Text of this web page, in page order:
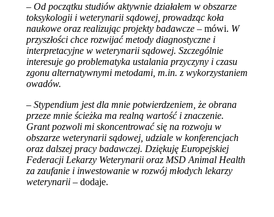
– Od początku studiów aktywnie działałem w obszarze
toksykologii i weterynarii sądowej, prowadząc koła
naukowe oraz realizując projekty badawcze – mówi. W
przyszłości chce rozwijać metody diagnostyczne i
interpretacyjne w weterynarii sądowej. Szczególnie
interesuje go problematyka ustalania przyczyny i czasu
zgonu alternatywnymi metodami, m.in. z wykorzystaniem
owadów.
– Stypendium jest dla mnie potwierdzeniem, że obrana
przeze mnie ścieżka ma realną wartość i znaczenie.
Grant pozwoli mi skoncentrować się na rozwoju w
obszarze weterynarii sądowej, udziale w konferencjach
oraz dalszej pracy badawczej. Dziękuję Europejskiej
Federacji Lekarzy Weterynarii oraz MSD Animal Health
za zaufanie i inwestowanie w rozwój młodych lekarzy
weterynarii– dodaje.